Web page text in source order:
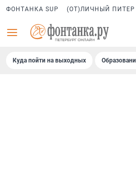
ФОНТАНКА SUP (ОТ)ЛИЧНЫЙ ПИТЕР
Куда пойти на выходных